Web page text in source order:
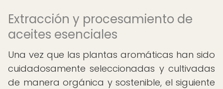
Extracción y procesamiento de
aceites esenciales
Una vez que las plantas aromáticas han sido
cuidadosamente seleccionadas y cultivadas
de manera orgánica y sostenible, el siguiente